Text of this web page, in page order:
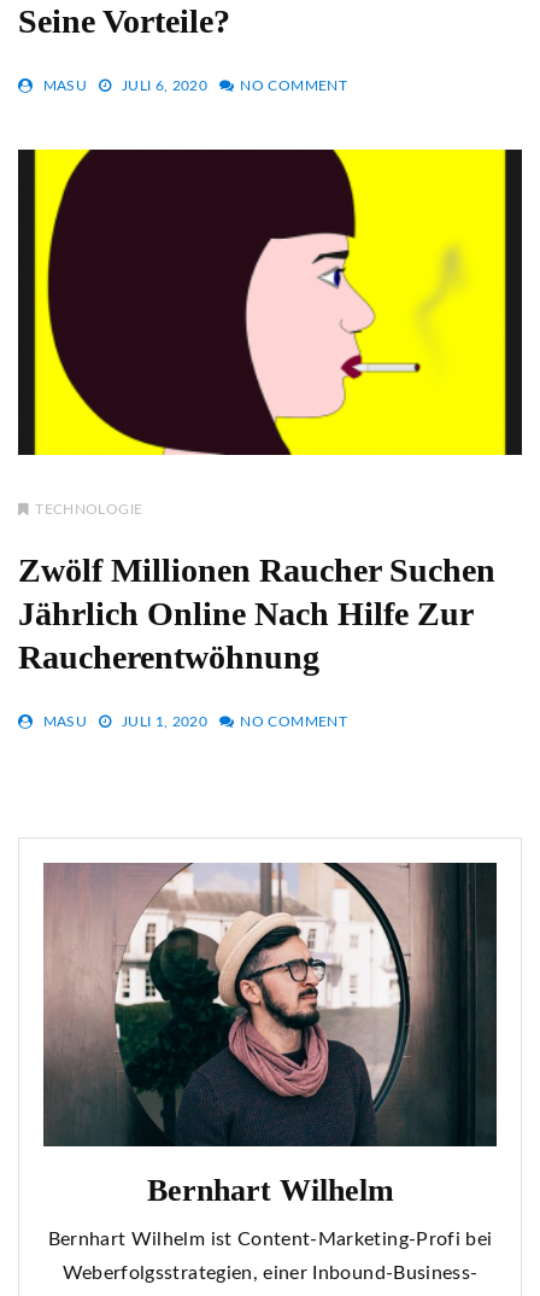
Seine Vorteile?
MASU JULI 6, 2020 NO COMMENT
TECHNOLOGIE
Zwölf Millionen Raucher Suchen
Jährlich Online Nach Hilfe Zur
Raucherentwöhnung
MASU JULI 1, 2020 NO COMMENT
Bernhart Wilhelm
Bernhart Wilhelm ist Content-Marketing-Profi bei
Weberfolgsstrategien, einer Inbound-Business-